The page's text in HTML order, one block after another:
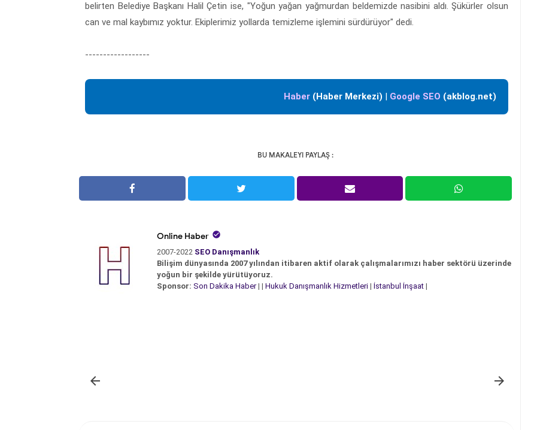
belirten Belediye Başkanı Halil Çetin ise, "Yoğun yağan yağmurdan beldemizde nasibini aldı. Şükürler olsun
can ve mal kaybımız yoktur. Ekiplerimiz yollarda temizleme işlemini sürdürüyor" dedi.
------------------
Haber (Haber Merkezi) | Google SEO (akblog.net)
BU MAKALEYI PAYLAŞ :
Online Haber 
2007-2022 SEO Danışmanlık
Bilişim dünyasında 2007 yılından itibaren aktif olarak çalışmalarımızı haber sektörü üzerinde
yoğun bir şekilde yürütüyoruz.
Sponsor: Son Dakika Haber| | Hukuk Danışmanlık Hizmetleri | İstanbul İnşaat |
 